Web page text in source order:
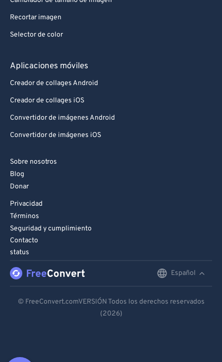
Recortar imagen
Selector de color
Aplicaciones móviles
Creador de collages Android
Creador de collages iOS
Convertidor de imágenes Android
Convertidor de imágenes iOS
Sobre nosotros
Blog
Donar
Privacidad
Términos
Seguridad y cumplimiento
Contacto
status
Español
Español
© FreeConvert.comVERSIÓN Todos los derechos reservados
(2026)